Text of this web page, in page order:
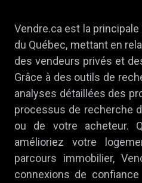
Vendre.ca est la
du Québec, mettant en
des vendeurs privés et
Grâce à des outils de
analyses détaillées des
processus de recherche
ou de votre acheteur.
amélioriez votre
parcours immobilier,
connexions de